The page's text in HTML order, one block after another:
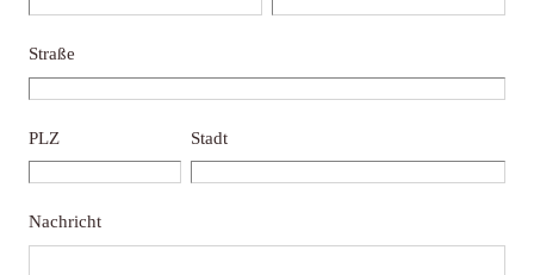
Straße
PLZ Stadt
Nachricht